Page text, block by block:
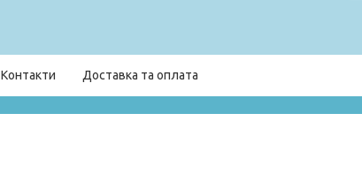
Контакти Доставка та оплата